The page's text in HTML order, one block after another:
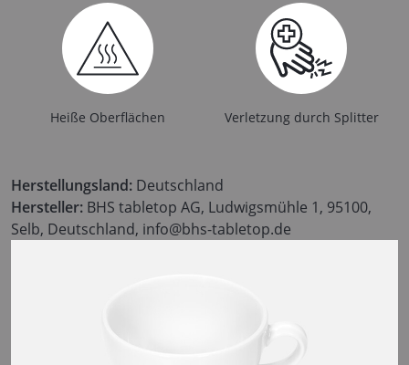
Heiße Oberflächen Verletzung durch Splitter
Herstellungsland: Deutschland
Hersteller: BHS tabletop AG, Ludwigsmühle 1, 95100,
Selb, Deutschland, info@bhs-tabletop.de